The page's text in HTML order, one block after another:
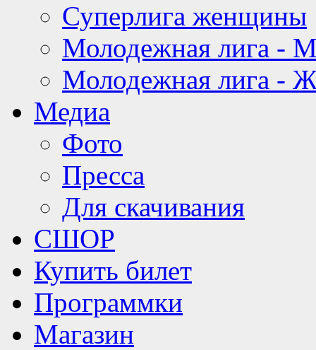
Суперлига женщины
Молодежная лига -
Молодежная лига -
Медиа
Фото
Пресса
Для скачивания
СШОР
Купить билет
Программки
Магазин